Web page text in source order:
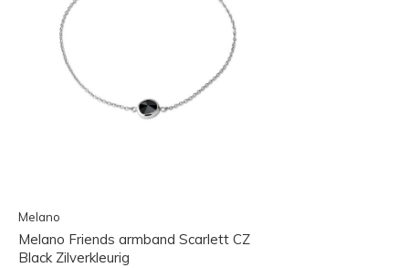
Melano
Melano Friends armband Scarlett CZ
Black Zilverkleurig